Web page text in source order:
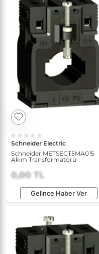
Schneider Electric
Schneider METSECT5MA015
Akım Transformatörü
0,00 TL
Gelince Haber Ver